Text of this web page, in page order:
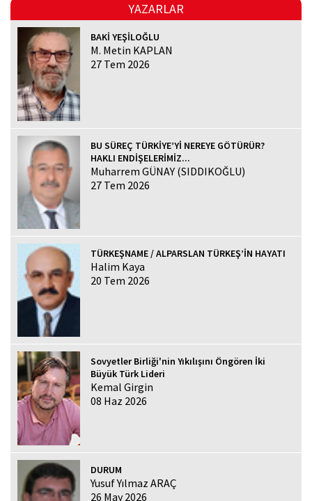
YAZARLAR
BAKİ YEŞİLOĞLU
M. Metin KAPLAN
27 Tem 2026
BU SÜREÇ TÜRKİYE’Yİ NEREYE GÖTÜRÜR?
HAKLI ENDİŞELERİMİZ...
Muharrem GÜNAY (SIDDIKOĞLU)
27 Tem 2026
TÜRKEŞNAME / ALPARSLAN TÜRKEŞ’İN HAYATI
Halim Kaya
20 Tem 2026
Sovyetler Birliği'nin Yıkılışını Öngören İki
Büyük Türk Lideri
Kemal Girgin
08 Haz 2026
DURUM
Yusuf Yılmaz ARAÇ
26 May 2026